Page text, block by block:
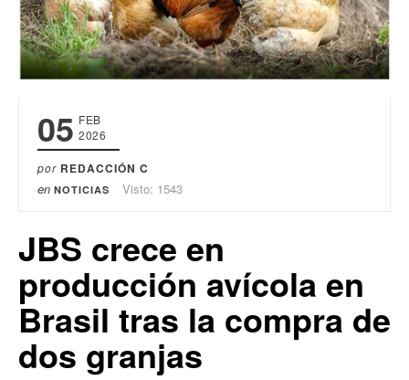
05 FEB
2026
por REDACCIÓN C
en NOTICIAS Visto: 1543
JBS crece en
producción avícola en
Brasil tras la compra de
dos granjas